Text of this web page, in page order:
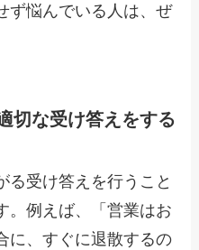
ず悩んでいる人は、ぜ
切な受け答えをする
る受け答えを行うこと
。例えば、「営業はお
に、すぐに退散するの